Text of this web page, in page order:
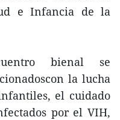
e Infancia de la
bienal se
la lucha
el cuidado
por el VIH,